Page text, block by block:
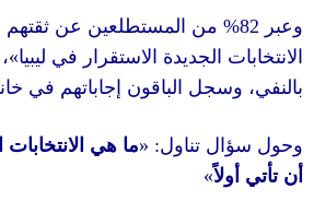
من المستطلعين عن ثقتهم في أن«
الجديدة الاستقرار في ليبيا» ، بينما أجاب
الباقون إجاباتهم في خانة«لا
تناول: «ما هي الانتخابات التي تعتقد
»